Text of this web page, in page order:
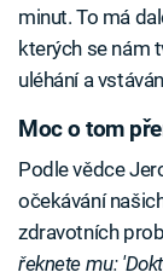
minut. To má
kterých se nám
uléhání a
Moc o tom
Podle vědce
očekávání
zdravotních
řeknete mu: